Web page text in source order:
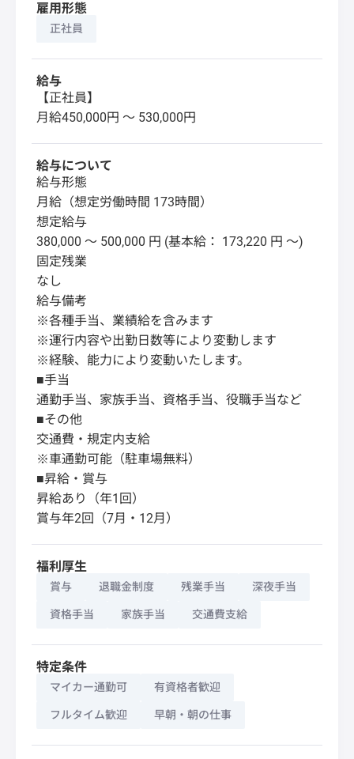
雇用形態
正社員
給与
【正社員】
月給450,000円 〜 530,000円
給与について
給与形態
月給（想定労働時間 173時間）
想定給与
380,000 ～ 500,000 円 (基本給： 173,220 円 ～)
固定残業
なし
給与備考
※各種手当、業績給を含みます
※運行内容や出勤日数等により変動します
※経験、能力により変動いたします。
■手当
通勤手当、家族手当、資格手当、役職手当など
■その他
交通費・規定内支給
※車通勤可能（駐車場無料）
■昇給・賞与
昇給あり（年1回）
賞与年2回（7月・12月）
福利厚生
賞与 退職金制度 残業手当 深夜手当
資格手当 家族手当 交通費支給
特定条件
マイカー通勤可 有資格者歓迎
フルタイム歓迎 早朝・朝の仕事